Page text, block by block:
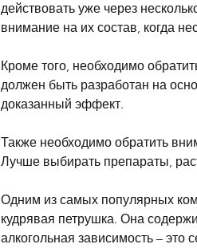
действовать уже через
внимание на их состав, когда
Кроме того, необходимо
должен быть разработан на
доказанный эффект.
Также необходимо обратить
Лучше выбирать препараты,
Одним из самых популярных
кудрявая петрушка. Она
алкогольная зависимость – это